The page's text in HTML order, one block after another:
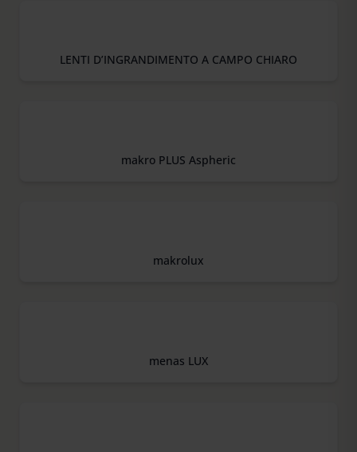
LENTI D’INGRANDIMENTO A CAMPO CHIARO
makro PLUS Aspheric
makrolux
menas LUX